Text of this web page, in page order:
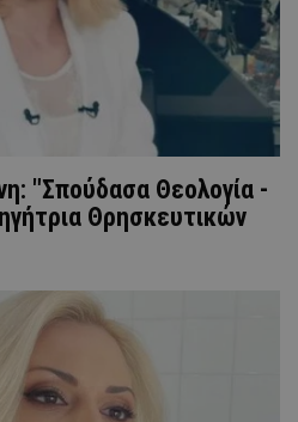
"Σπούδασα Θεολογία -
Θρησκευτικών